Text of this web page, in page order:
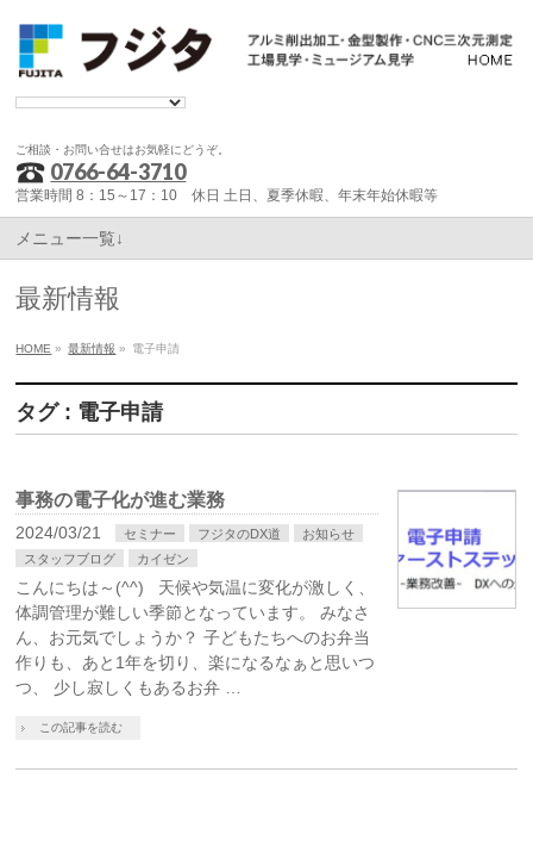
ご相談・お問い合せはお気軽にどうぞ。
0766-64-3710
営業時間 8：15～17：10 休日 土日、夏季休暇、年末年始休暇等
メニュー一覧↓
最新情報
HOME » 最新情報 » 電子申請
タグ : 電子申請
事務の電子化が進む業務
2024/03/21 セミナー フジタのDX道
お知らせ
スタッフブログ
カイゼン
こんにちは～(^^) 天候や気温に変化が激しく、
体調管理が難しい季節となっています。 みなさ
ん、お元気でしょうか？ 子どもたちへのお弁当
作りも、あと1年を切り、楽になるなぁと思いつ
つ、 少し寂しくもあるお弁 …
この記事を読む